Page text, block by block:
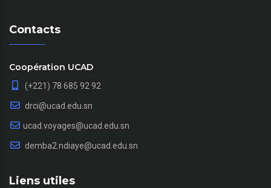
Contacts
Coopération UCAD
(+221) 78 685 92 92
drci@ucad.edu.sn
ucad.voyages@ucad.edu.sn
demba2.ndiaye@ucad.edu.sn
Liens utiles